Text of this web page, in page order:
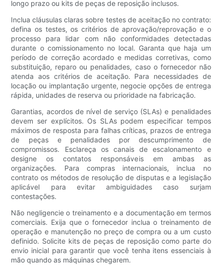
longo prazo ou kits de peças de reposição inclusos.
Inclua cláusulas claras sobre testes de aceitação no contrato:
defina os testes, os critérios de aprovação/reprovação e o
processo para lidar com não conformidades detectadas
durante o comissionamento no local. Garanta que haja um
período de correção acordado e medidas corretivas, como
substituição, reparo ou penalidades, caso o fornecedor não
atenda aos critérios de aceitação. Para necessidades de
locação ou implantação urgente, negocie opções de entrega
rápida, unidades de reserva ou prioridade na fabricação.
Garantias, acordos de nível de serviço (SLAs) e penalidades
devem ser explícitos. Os SLAs podem especificar tempos
máximos de resposta para falhas críticas, prazos de entrega
de peças e penalidades por descumprimento de
compromissos. Esclareça os canais de escalonamento e
designe os contatos responsáveis ​​em ambas as
organizações. Para compras internacionais, inclua no
contrato os métodos de resolução de disputas e a legislação
aplicável para evitar ambiguidades caso surjam
contestações.
Não negligencie o treinamento e a documentação em termos
comerciais. Exija que o fornecedor inclua o treinamento de
operação e manutenção no preço de compra ou a um custo
definido. Solicite kits de peças de reposição como parte do
envio inicial para garantir que você tenha itens essenciais à
mão quando as máquinas chegarem.